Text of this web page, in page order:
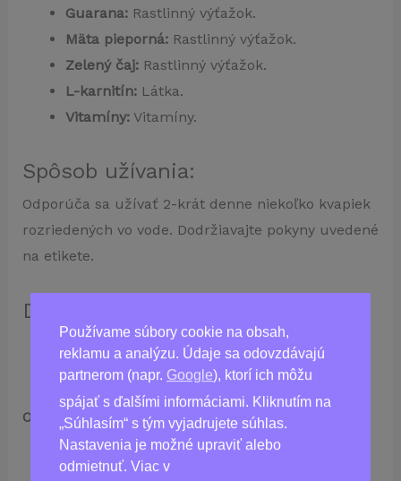
Používame súbory cookie na obsah,
reklamu a analýzu. Údaje sa odovzdávajú
partnerom (napr. Google), ktorí ich môžu
spájať s ďalšími informáciami. Kliknutím na
„Súhlasím“ s tým vyjadrujete súhlas.
Nastavenia je možné upraviť alebo
odmietnuť. Viac v
Guarana:Rastlinný výťažok.
Mäta pieporná:Rastlinný výťažok.
Zelený čaj:Rastlinný výťažok.
L-karnitín:Látka.
Vitamíny:Vitamíny.
Spôsob užívania:
Odporúča sa užívať 2-krát denne niekoľko kvapiek
rozriedených vo vode. Dodržiavajte pokyny uvedené
na etikete.
Dôležité informácie:
Skladujte mimo dosahu detí.
Nie je náhradou pestrej stravy.
Obsah balenia:20 ml